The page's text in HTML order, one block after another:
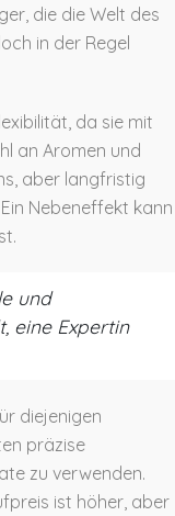
die die Welt des
in der Regel
da sie mit
an Aromen und
aber langfristig
Nebeneffekt kann
und
eine Expertin
diejenigen
präzise
zu verwenden.
ist höher, aber